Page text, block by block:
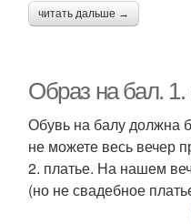
читать дальше →
Образ на бал. 1.
Обувь на балу должна
не можете весь вечер
2. платье. На нашем
(но не свадебное